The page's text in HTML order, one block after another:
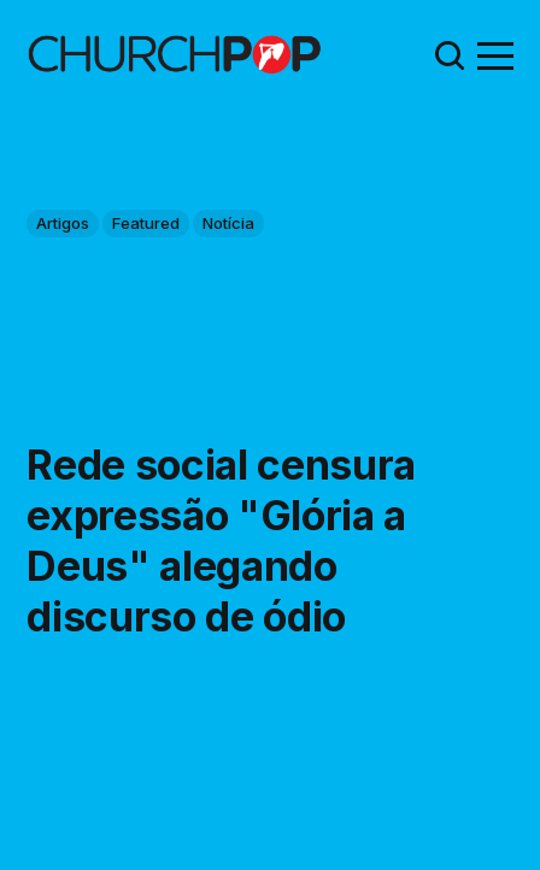
Artigos Featured Notícia
Rede social censura
expressão "Glória a
Deus" alegando
discurso de ódio